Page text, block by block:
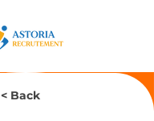
< Back